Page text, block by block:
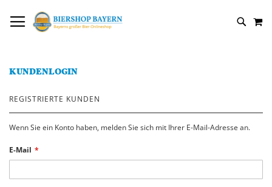
ZUM
INHALT
KUNDENLOGIN
REGISTRIERTE KUNDEN
Wenn Sie ein Konto haben, melden Sie sich mit Ihrer E-Mail-Adresse an.
E-Mail